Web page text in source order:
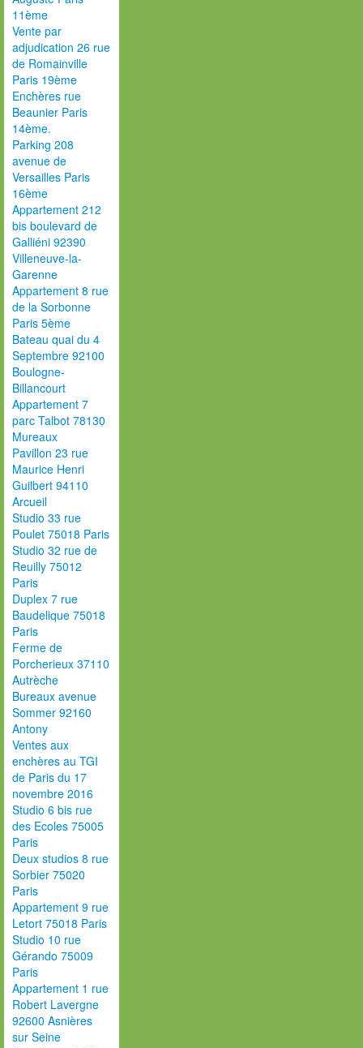
11ème
Vente par
adjudication 26 rue
de Romainville
Paris 19ème
Enchères rue
Beaunier Paris
14ème.
Parking 208
avenue de
Versailles Paris
16ème
Appartement 212
bis boulevard de
Galliéni 92390
Villeneuve-la-
Garenne
Appartement 8 rue
de la Sorbonne
Paris 5ème
Bateau quai du 4
Septembre 92100
Boulogne-
Billancourt
Appartement 7
parc Talbot 78130
Mureaux
Pavillon 23 rue
Maurice Henri
Guilbert 94110
Arcueil
Studio 33 rue
Poulet 75018 Paris
Studio 32 rue de
Reuilly 75012
Paris
Duplex 7 rue
Baudelique 75018
Paris
Ferme de
Porcherieux 37110
Autrèche
Bureaux avenue
Sommer 92160
Antony
Ventes aux
enchères au TGI
de Paris du 17
novembre 2016
Studio 6 bis rue
des Ecoles 75005
Paris
Deux studios 8 rue
Sorbier 75020
Paris
Appartement 9 rue
Letort 75018 Paris
Studio 10 rue
Gérando 75009
Paris
Appartement 1 rue
Robert Lavergne
92600 Asnières
sur Seine